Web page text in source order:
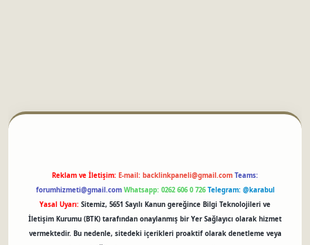
Reklam ve İletişim: E-mail: backlinkpaneli@gmail.com Teams:
forumhizmeti@gmail.com Whatsapp: 0262 606 0 726 Telegram: @karabul
Yasal Uyarı: Sitemiz, 5651 Sayılı Kanun gereğince Bilgi Teknolojileri ve
İletişim Kurumu (BTK) tarafından onaylanmış bir Yer Sağlayıcı olarak hizmet
vermektedir. Bu nedenle, sitedeki içerikleri proaktif olarak denetleme veya